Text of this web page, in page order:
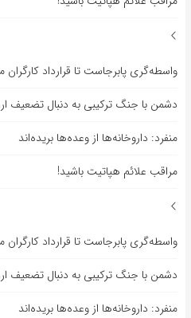
واسطه‌گری پابرجاست تا قرارداد کارگران
دشمن با جنگ ترکیبی به دنبال تضعیف
منفرد: داروخانه‌ها از وعده‌ها بریده‌اند
مراقب علائم هپاتیت باشید!
واسطه‌گری پابرجاست تا قرارداد کارگران
دشمن با جنگ ترکیبی به دنبال تضعیف
منفرد: داروخانه‌ها از وعده‌ها بریده‌اند